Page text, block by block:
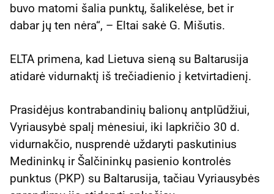
buvo matomi šalia punktų, šalikelėse, bet ir
dabar jų ten nėra“, – Eltai sakė G. Mišutis.
ELTA primena, kad Lietuva sieną su Baltarusija
atidarė vidurnaktį iš trečiadienio į ketvirtadienį.
Prasidėjus kontrabandinių balionų antplūdžiui,
Vyriausybė spalį mėnesiui, iki lapkričio 30 d.
vidurnakčio, nusprendė uždaryti paskutinius
Medininkų ir Šalčininkų pasienio kontrolės
punktus (PKP) su Baltarusija, tačiau Vyriausybės